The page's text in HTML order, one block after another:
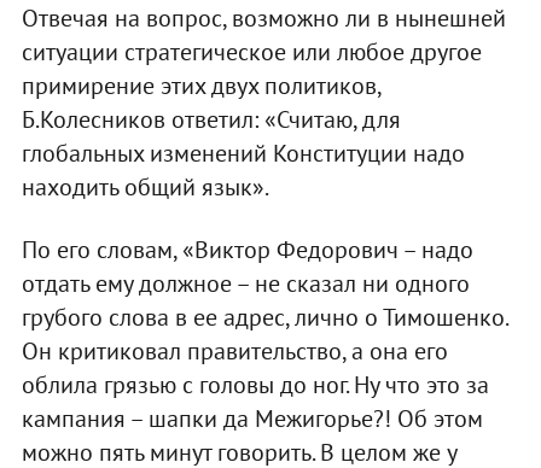
Отвечая на вопрос, возможно ли в нынешней
ситуации стратегическое или любое другое
примирение этих двух политиков,
Б.Колесников ответил: «Считаю, для
глобальных изменений Конституции надо
находить общий язык».
По его словам, «Виктор Федорович – надо
отдать ему должное – не сказал ни одного
грубого слова в ее адрес, лично о Тимошенко.
Он критиковал правительство, а она его
облила грязью с головы до ног. Ну что это за
кампания – шапки да Межигорье?! Об этом
можно пять минут говорить. В целом же у